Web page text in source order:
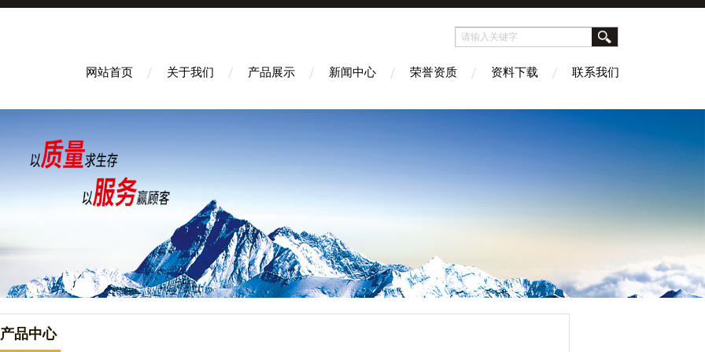
网站首页 关于我们 产品展示 新闻中心 荣誉资质 资料下载 联系我们
产品中心